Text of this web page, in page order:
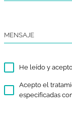
MENSAJE
He leído y
Acepto el
especificadas